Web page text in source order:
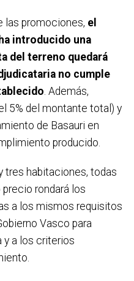
las promociones, el
introducido una
del terreno quedará
no cumple
. Además,
5% del montante total) y
de Basauri en
producido.
tres habitaciones, todas
rondará los
a los mismos requisitos
Vasco para
y a los criterios